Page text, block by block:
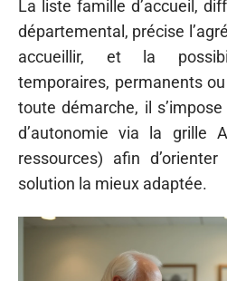
La liste famille d’accueil,
départemental, précise
accueillir, et la
temporaires, permanents
toute démarche, il s’impose
d’autonomie via la grille
ressources) afin
solution la mieux adaptée.